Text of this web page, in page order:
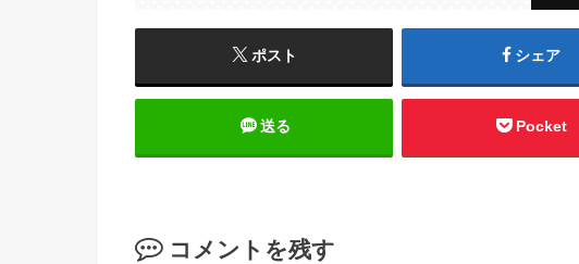
ポスト シェア
送る Pocket
コメントを残す